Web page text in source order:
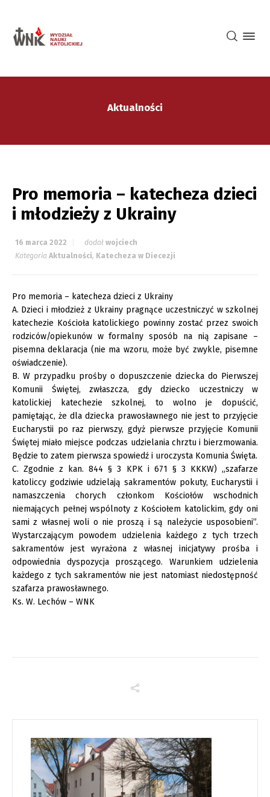
Aktualności
Pro memoria – katecheza dzieci
i młodzieży z Ukrainy
16 marca 2022 dodał wojciech
Kategoria Aktualności, Katecheza w Diecezji
Pro memoria – katecheza dzieci z Ukrainy
A. Dzieci i młodzież z Ukrainy pragnące uczestniczyć w szkolnej
katechezie Kościoła katolickiego powinny zostać przez swoich
rodziców/opiekunów w formalny sposób na nią zapisane –
pisemna deklaracja (nie ma wzoru, może być zwykle, pisemne
oświadczenie).
B. W przypadku prośby o dopuszczenie dziecka do Pierwszej
Komunii Świętej, zwłaszcza, gdy dziecko uczestniczy w
katolickiej katechezie szkolnej, to wolno je dopuścić,
pamiętając, że dla dziecka prawosławnego nie jest to przyjęcie
Eucharystii po raz pierwszy, gdyż pierwsze przyjęcie Komunii
Świętej miało miejsce podczas udzielania chrztu i bierzmowania.
Będzie to zatem pierwsza spowiedź i uroczysta Komunia Święta.
C. Zgodnie z kan. 844 § 3 KPK i 671 § 3 KKKW) „szafarze
katoliccy godziwie udzielają sakramentów pokuty, Eucharystii i
namaszczenia chorych członkom Kościołów wschodnich
niemających pełnej wspólnoty z Kościołem katolickim, gdy oni
sami z własnej woli o nie proszą i są należycie usposobieni”.
Wystarczającym powodem udzielenia każdego z tych trzech
sakramentów jest wyrażona z własnej inicjatywy prośba i
odpowiednia dyspozycja proszącego. Warunkiem udzielenia
każdego z tych sakramentów nie jest natomiast niedostępność
szafarza prawosławnego.
Ks. W. Lechów – WNK